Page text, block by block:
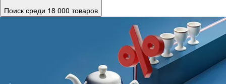
Поиск среди 18 000 товаров